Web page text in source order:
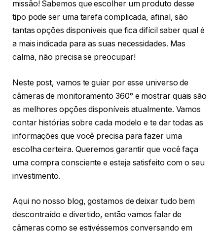
missão! Sabemos que escolher um produto desse
tipo pode ser uma tarefa complicada, afinal, são
tantas opções disponíveis que fica difícil saber qual é
a mais indicada para as suas necessidades. Mas
calma, não precisa se preocupar!
Neste post, vamos te guiar por esse universo de
câmeras de monitoramento 360° e mostrar quais são
as melhores opções disponíveis atualmente. Vamos
contar histórias sobre cada modelo e te dar todas as
informações que você precisa para fazer uma
escolha certeira. Queremos garantir que você faça
uma compra consciente e esteja satisfeito com o seu
investimento.
Aqui no nosso blog, gostamos de deixar tudo bem
descontraído e divertido, então vamos falar de
câmeras como se estivéssemos conversando em